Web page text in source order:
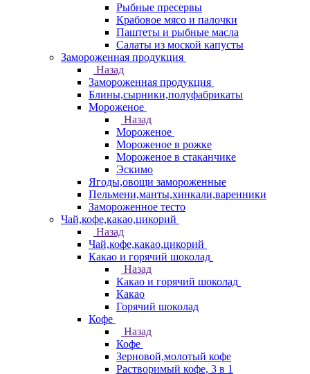
Рыбные пресервы
Крабовое мясо и палочки
Паштеты и рыбные масла
Салаты из моской капусты
Замороженная продукция
Назад
Замороженная продукция
Блины,сырники,полуфабрикаты
Мороженое
Назад
Мороженое
Мороженое в рожке
Мороженое в стаканчике
Эскимо
Ягоды,овощи замороженные
Пельмени,манты,хинкали,варенники
Замороженное тесто
Чай,кофе,какао,цикорий
Назад
Чай,кофе,какао,цикорий
Какао и горячий шоколад
Назад
Какао и горячий шоколад
Какао
Горячий шоколад
Кофе
Назад
Кофе
Зерновой,молотый кофе
Растворимый кофе, 3 в 1